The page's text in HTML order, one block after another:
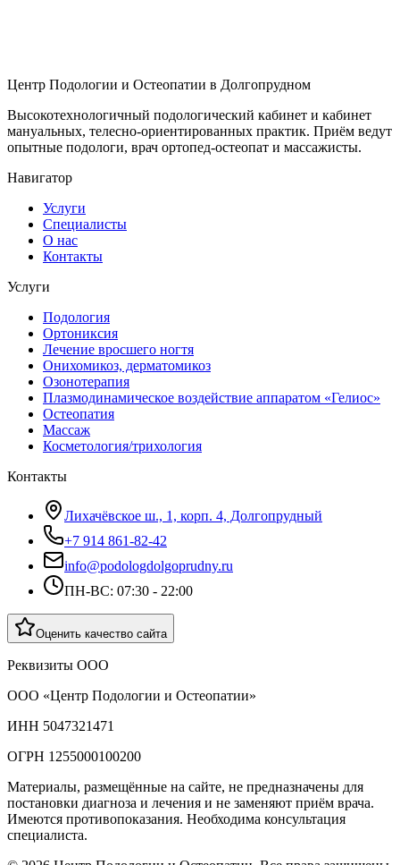
Центр Подологии и Остеопатии в Долгопрудном
Высокотехнологичный подологический кабинет и кабинет
мануальных, телесно-ориентированных практик. Приём ведут
опытные подологи, врач ортопед-остеопат и массажисты.
Навигатор
Услуги
Специалисты
О нас
Контакты
Услуги
Подология
Ортониксия
Лечение вросшего ногтя
Онихомикоз, дерматомикоз
Озонотерапия
Плазмодинамическое воздействие аппаратом «Гелиос»
Остеопатия
Массаж
Косметология/трихология
Контакты
Лихачёвское ш., 1, корп. 4, Долгопрудный
+7 914 861-82-42
info@podologdolgoprudny.ru
ПН-ВС: 07:30 - 22:00
Оценить качество сайта
Реквизиты ООО
ООО «Центр Подологии и Остеопатии»
ИНН 5047321471
ОГРН 1255000100200
Материалы, размещённые на сайте, не предназначены для
постановки диагноза и лечения и не заменяют приём врача.
Имеются противопоказания. Необходима консультация
специалиста.